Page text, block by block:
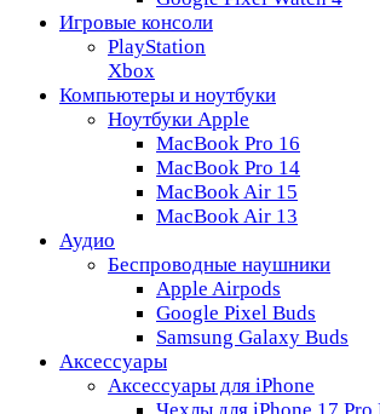
Игровые консоли
PlayStation
Xbox
Компьютеры и ноутбуки
Ноутбуки Apple
MacBook Pro 16
MacBook Pro 14
MacBook Air 15
MacBook Air 13
Аудио
Беспроводные наушники
Apple Airpods
Google Pixel Buds
Samsung Galaxy Buds
Аксессуары
Аксессуары для iPhone